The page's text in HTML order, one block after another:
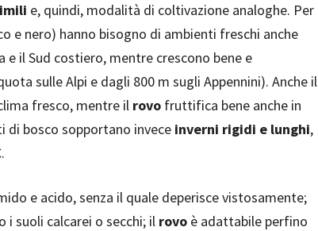
e, quindi, modalità di coltivazione analoghe. Per
e nero) hanno bisogno di ambienti freschi anche
e il Sud costiero, mentre crescono bene e
sulle Alpi e dagli 800 m sugli Appennini). Anche il
fresco, mentre il rovo fruttifica bene anche in
di bosco sopportano invece inverni rigidi e lunghi,
e acido, senza il quale deperisce vistosamente;
i suoli calcarei o secchi; il rovo è adattabile perfino